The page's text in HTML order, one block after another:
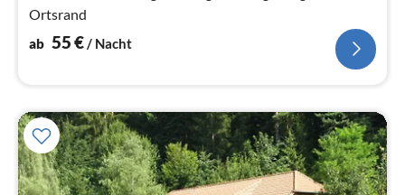
Ortsrand
ab 55€/ Nacht